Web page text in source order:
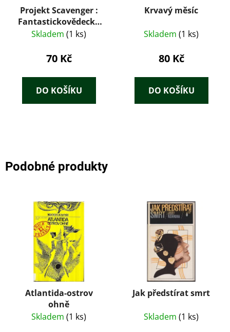
Projekt Scavenger :
Fantastickovědecký
příběh z naší doby
Skladem (1 ks)
70 Kč
DO KOŠÍKU
Krvavý měsíc
Skladem (1 ks)
80 Kč
DO KOŠÍKU
Podobné produkty
Atlantida-ostrov
ohně
Skladem (1 ks)
Jak předstírat smrt
Skladem (1 ks)